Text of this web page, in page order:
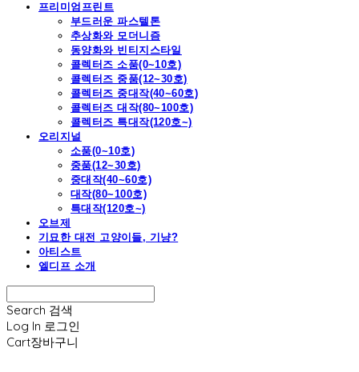
프리미엄프린트
부드러운 파스텔톤
추상화와 모더니즘
동양화와 빈티지스타일
콜렉터즈 소품(0~10호)
콜렉터즈 중품(12~30호)
콜렉터즈 중대작(40~60호)
콜렉터즈 대작(80~100호)
콜렉터즈 특대작(120호~)
오리지널
소품(0~10호)
중품(12~30호)
중대작(40~60호)
대작(80~100호)
특대작(120호~)
오브제
기묘한 대전 고양이들, 기냥?
아티스트
엘디프 소개
Search 검색
Log In 로그인
Cart장바구니